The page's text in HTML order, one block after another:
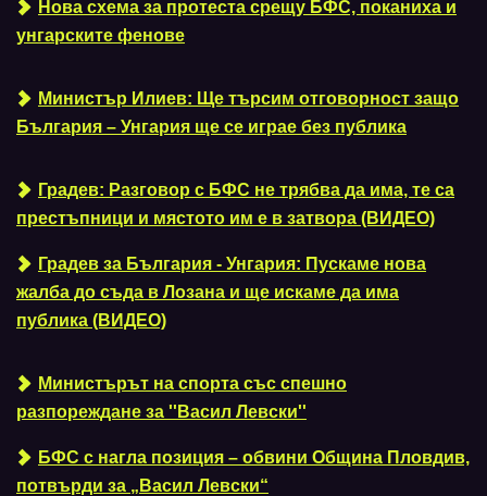
Нова схема за протеста срещу БФС, поканиха и
унгарските фенове
Министър Илиев: Ще търсим отговорност защо
България – Унгария ще се играе без публика
Градев: Разговор с БФС не трябва да има, те са
престъпници и мястото им е в затвора (ВИДЕО)
Градев за България - Унгария: Пускаме нова
жалба до съда в Лозана и ще искаме да има
публика (ВИДЕО)
Министърът на спорта със спешно
разпореждане за ''Васил Левски''
БФС с нагла позиция – обвини Община Пловдив,
потвърди за „Васил Левски“